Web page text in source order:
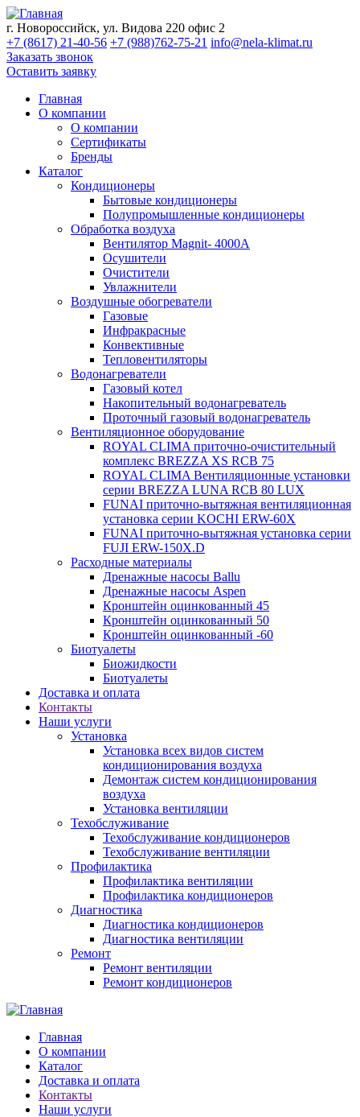
г. Новороссийск, ул. Видова 220 офис 2
+7 (8617) 21-40-56 +7 (988)762-75-21 info@nela-klimat.ru
Заказать звонок
Оставить заявку
Главная
О компании
О компании
Сертификаты
Бренды
Каталог
Кондиционеры
Бытовые кондиционеры
Полупромышленные кондиционеры
Обработка воздуха
Вентилятор Magnit- 4000A
Осушители
Очистители
Увлажнители
Воздушные обогреватели
Газовые
Инфракрасные
Конвективные
Тепловентиляторы
Водонагреватели
Газовый котел
Накопительный водонагреватель
Проточный газовый водонагреватель
Вентиляционное оборудование
ROYAL CLIMA приточно-очистительный
комплекс BREZZA XS RCB 75
ROYAL CLIMA Вентиляционные установки
серии BREZZA LUNA RCB 80 LUX
FUNAI приточно-вытяжная вентиляционная
установка серии KOCHI ERW-60X
FUNAI приточно-вытяжная установка серии
FUJI ERW-150X.D
Расходные материалы
Дренажные насосы Ballu
Дренажные насосы Aspen
Кронштейн оцинкованный 45
Кронштейн оцинкованный 50
Кронштейн оцинкованный -60
Биотуалеты
Биожидкости
Биотуалеты
Доставка и оплата
Контакты
Наши услуги
Установка
Установка всех видов систем
кондиционирования воздуха
Демонтаж систем кондиционирования
воздуха
Установка вентиляции
Техобслуживание
Техобслуживание кондиционеров
Техобслуживание вентиляции
Профилактика
Профилактика вентиляции
Профилактика кондиционеров
Диагностика
Диагностика кондиционеров
Диагностика вентиляции
Ремонт
Ремонт вентиляции
Ремонт кондиционеров
Главная
О компании
Каталог
Доставка и оплата
Контакты
Наши услуги